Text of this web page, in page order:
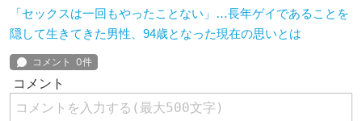
「セックスは一回もやったことない」…長年ゲイであることを
隠して生きてきた男性、94歳となった現在の思いとは